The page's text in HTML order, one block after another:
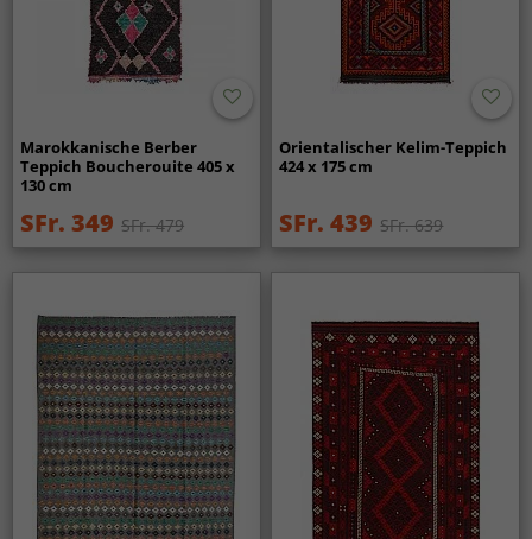
Marokkanische Berber
Teppich Boucherouite 405 x
130 cm
SFr. 349 SFr. 479
Orientalischer Kelim-Teppich
424 x 175 cm
SFr. 439 SFr. 639